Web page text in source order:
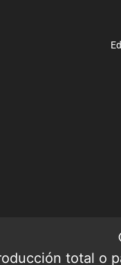
total o